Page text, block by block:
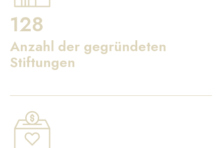
128
Anzahl der gegründeten
Stiftungen